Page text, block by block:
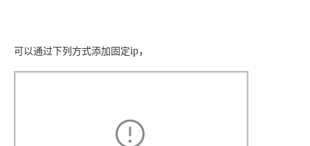
可以通过下列方式添加固定ip，